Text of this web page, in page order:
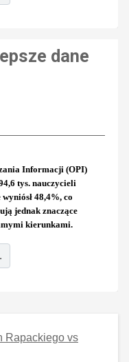
dane
Informacji (OPI)
tys. nauczycieli
48,4%, co
jednak znaczące
kierunkami.
Rapackiego vs